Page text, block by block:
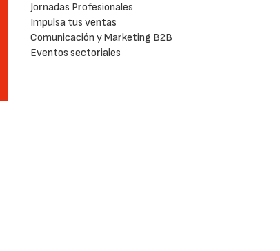
Jornadas Profesionales
Impulsa tus ventas
Comunicación y Marketing B2B
Eventos sectoriales